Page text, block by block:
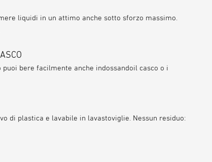
liquidi in un attimo anche sotto sforzo massimo.
puoi bere facilmente anche indossandoil casco o i
di plastica e lavabile in lavastoviglie . Nessun residuo:
DUREVOLE E SOSTENIBILE
la KEEGO dura in media 5 volte di più
.